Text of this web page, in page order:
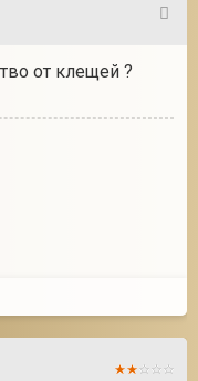
от клещей ?